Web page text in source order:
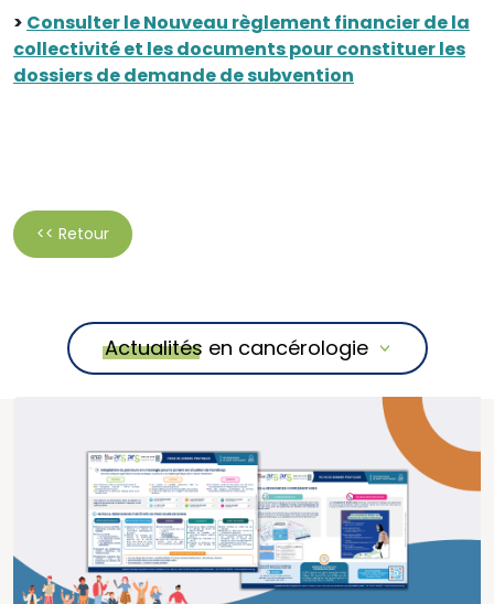
> Consulter le Nouveau règlement financier de la
collectivité et les documents pour constituer les
dossiers de demande de subvention
<< Retour
Actualités en cancérologie